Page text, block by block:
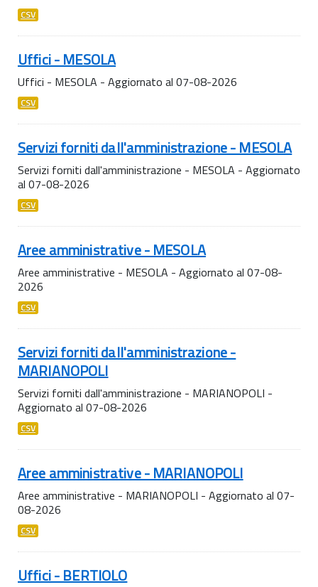
CSV
Uffici - MESOLA
Uffici - MESOLA - Aggiornato al 07-08-2026
CSV
Servizi forniti dall'amministrazione - MESOLA
Servizi forniti dall'amministrazione - MESOLA - Aggiornato
al 07-08-2026
CSV
Aree amministrative - MESOLA
Aree amministrative - MESOLA - Aggiornato al 07-08-
2026
CSV
Servizi forniti dall'amministrazione -
MARIANOPOLI
Servizi forniti dall'amministrazione - MARIANOPOLI -
Aggiornato al 07-08-2026
CSV
Aree amministrative - MARIANOPOLI
Aree amministrative - MARIANOPOLI - Aggiornato al 07-
08-2026
CSV
Uffici - BERTIOLO